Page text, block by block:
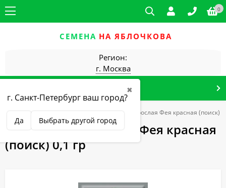
0
СЕМЕНА НА ЯБЛОЧКОВА
Регион:
г. Москва
✖
г. Санкт-Петербург ваш город?
Да Выбрать другой город
Однолетние Цинния низкорослая Фея красная (поиск)
Цинния низкорослая Фея красная
(поиск) 0,1 гр